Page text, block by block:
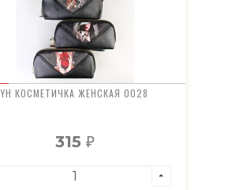
YH КОСМЕТИЧКА ЖЕНСКАЯ 0028
315 ₽